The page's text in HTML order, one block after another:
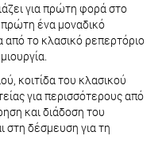
για πρώτη φορά στο
πρώτη ένα μοναδικό
το κλασικό ρεπερτόριο
κοιτίδα του κλασικού
για περισσότερους από
και διάδοση του
στη δέσμευση για τη